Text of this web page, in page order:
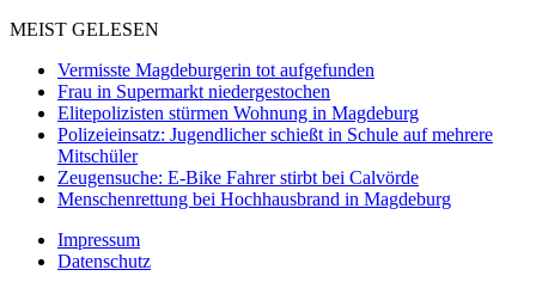
MEIST GELESEN
Vermisste Magdeburgerin tot aufgefunden
Frau in Supermarkt niedergestochen
Elitepolizisten stürmen Wohnung in Magdeburg
Polizeieinsatz: Jugendlicher schießt in Schule auf mehrere
Mitschüler
Zeugensuche: E-Bike Fahrer stirbt bei Calvörde
Menschenrettung bei Hochhausbrand in Magdeburg
Impressum
Datenschutz